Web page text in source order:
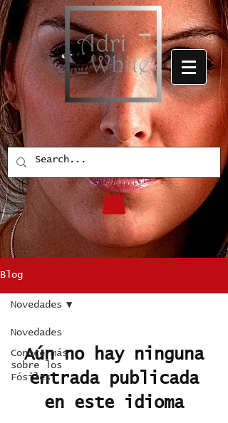
Blog
Novedades
Conoce más
sobre los
Fósiles
Novedades
Aún no hay ninguna
entrada publicada
en este idioma